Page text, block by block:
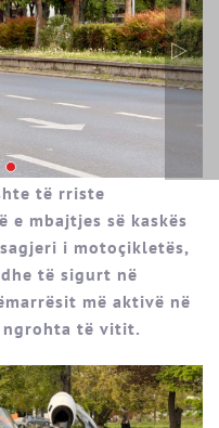
të rriste
e mbajtjes së kaskës
i motoçikletës,
të sigurt në
më aktivë në
ngrohta të vitit.